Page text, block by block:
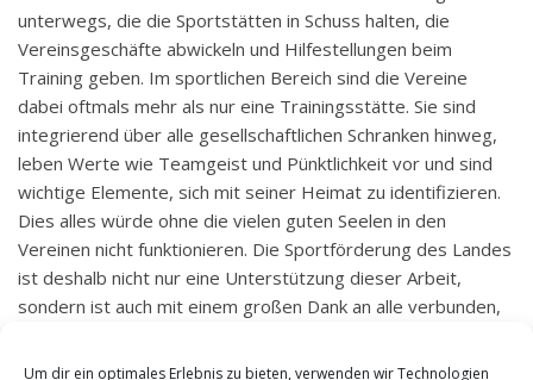
Um dir ein optimales Erlebnis zu bieten, verwenden wir Technologien
unterwegs, die die Sportstätten in Schuss halten, die
Vereinsgeschäfte abwickeln und Hilfestellungen beim
Training geben. Im sportlichen Bereich sind die Vereine
dabei oftmals mehr als nur eine Trainingsstätte. Sie sind
integrierend über alle gesellschaftlichen Schranken hinweg,
leben Werte wie Teamgeist und Pünktlichkeit vor und sind
wichtige Elemente, sich mit seiner Heimat zu identifizieren.
Dies alles würde ohne die vielen guten Seelen in den
Vereinen nicht funktionieren. Die Sportförderung des Landes
ist deshalb nicht nur eine Unterstützung dieser Arbeit,
sondern ist auch mit einem großen Dank an alle verbunden,
sagte Lucia Puttrich.